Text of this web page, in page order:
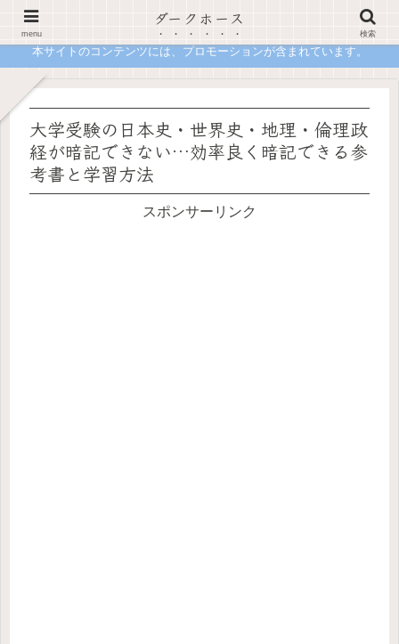
合格の先で詰まないための進路設計メディア 現役塾講師が一次情報で語る「正解」の裏側
本サイトのコンテンツには、プロモーションが含まれています。
大学受験の日本史・世界史・地理・倫理政
経が暗記できない…効率良く暗記できる参
考書と学習方法
スポンサーリンク
menu
ダークホース
検索